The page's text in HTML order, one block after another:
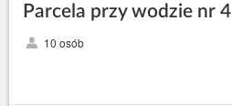
Parcela przy wodzie nr 4
10 osób